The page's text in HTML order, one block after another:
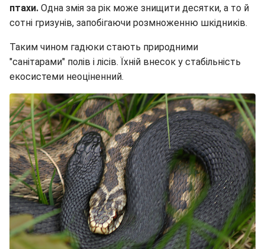
птахи. Одна змія за рік може знищити десятки, а то й
сотні гризунів, запобігаючи розмноженню шкідників.
Таким чином гадюки стають природними
"санітарами" полів і лісів. Їхній внесок у стабільність
екосистеми неоціненний.